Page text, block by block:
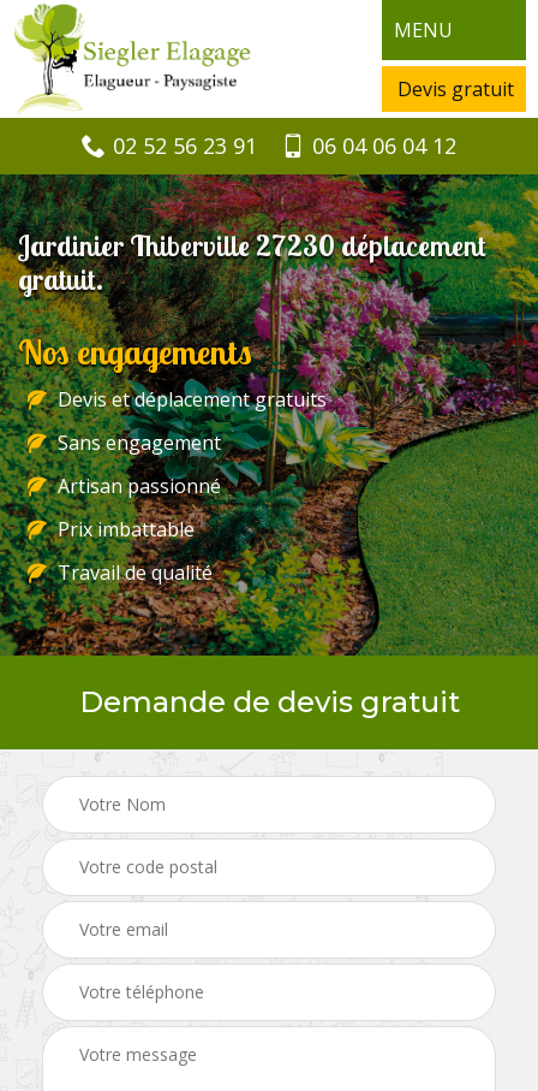
MENU
Devis gratuit
02 52 56 23 91 06 04 06 04 12
Jardinier Thiberville 27230 déplacement
gratuit.
Nos engagements
Devis et déplacement gratuits
Sans engagement
Artisan passionné
Prix imbattable
Travail de qualité
Demande de devis gratuit